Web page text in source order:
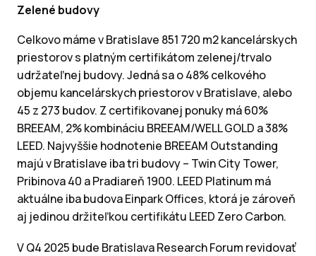
Zelené budovy
Celkovo máme v Bratislave 851 720 m2 kancelárskych
priestorov s platným certifikátom zelenej/trvalo
udržateľnej budovy. Jedná sa o 48% celkového
objemu kancelárskych priestorov v Bratislave, alebo
45 z 273 budov. Z certifikovanej ponuky má 60%
BREEAM, 2% kombináciu BREEAM/WELL GOLD a 38%
LEED. Najvyššie hodnotenie BREEAM Outstanding
majú v Bratislave iba tri budovy – Twin City Tower,
Pribinova 40 a Pradiareň 1900. LEED Platinum má
aktuálne iba budova Einpark Offices, ktorá je zároveň
aj jedinou držiteľkou certifikátu LEED Zero Carbon.
V Q4 2025 bude Bratislava Research Forum revidovať